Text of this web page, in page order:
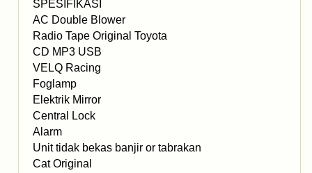
SPESIFIKASI
AC Double Blower
Radio Tape Original Toyota
CD MP3 USB
VELQ Racing
Foglamp
Elektrik Mirror
Central Lock
Alarm
Unit tidak bekas banjir or tabrakan
Cat Original